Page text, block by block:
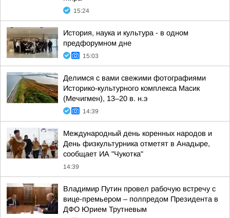
15:24
История, наука и культура - в одном
предфорумном дне
15:03
Делимся с вами свежими фотографиями
Историко-культурного комплекса Масик
(Мечигмен), 13–20 в. н.э
14:39
Международный день коренных народов и
День физкультурника отметят в Анадыре,
сообщает ИА "Чукотка"
14:39
Владимир Путин провел рабочую встречу с
вице-премьером – полпредом Президента в
ДФО Юрием Трутневым